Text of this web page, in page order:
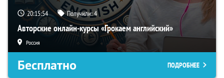
20:15:53 Получили:4
Авторские онлайн-курсы «Грокаем английский»
Россия
Бесплатно ПОДРОБНЕЕ